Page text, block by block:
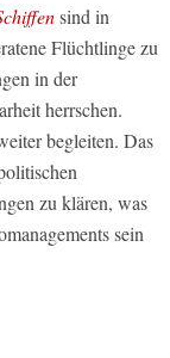
sind in
Flüchtlinge zu
in der
herrschen.
begleiten. Das
zu klären, was
sein